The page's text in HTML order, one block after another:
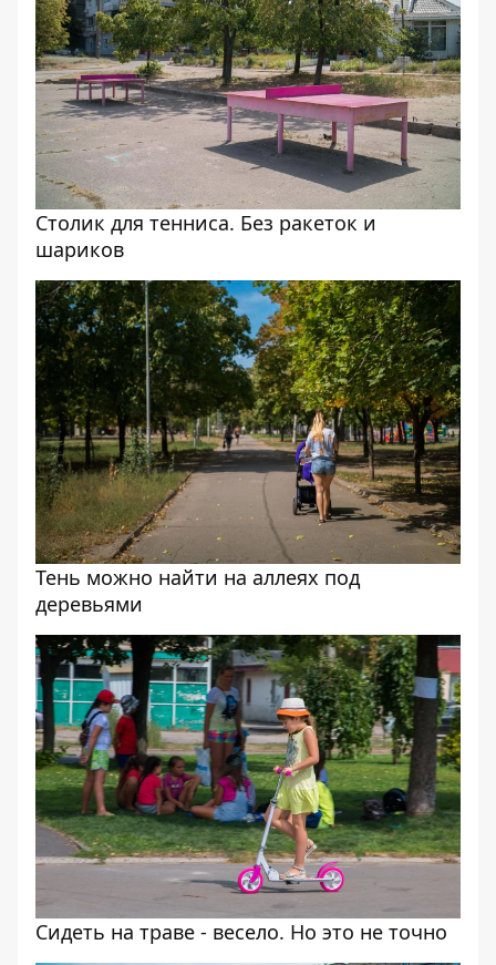
Столик для тенниса. Без ракеток и
шариков
Тень можно найти на аллеях под
деревьями
Сидеть на траве - весело. Но это не точно